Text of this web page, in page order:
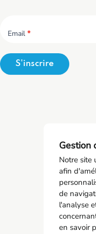
Email *
S'inscrire
05
Gestion
Notre site
afin
de
l'analyse
en savoir